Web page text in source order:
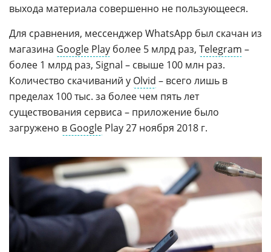
выхода материала совершенно не пользующееся.
Для сравнения, мессенджер WhatsApp был скачан из
магазина Google Play более 5 млрд раз, Telegram –
более 1 млрд раз, Signal – свыше 100 млн раз.
Количество скачиваний у Olvid – всего лишь в
пределах 100 тыс. за более чем пять лет
существования сервиса – приложение было
загружено в Google Play 27 ноября 2018 г.